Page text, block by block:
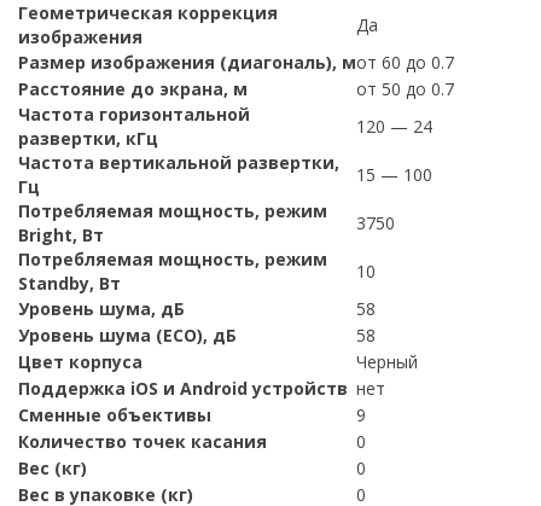
Геометрическая коррекция
изображения
Да
Размер изображения (диагональ), мот 60 до 0.7
Расстояние до экрана, м
от 50 до 0.7
Частота горизонтальной
развертки, кГц
120 — 24
Частота вертикальной развертки,
Гц
15 — 100
Потребляемая мощность, режим
Bright, Вт
3750
Потребляемая мощность, режим
Standby, Вт
10
Уровень шума, дБ
58
Уровень шума (ECO), дБ
58
Цвет корпуса
Черный
Поддержка iOS и Android устройств нет
Сменные объективы
9
Количество точек касания
0
Вес (кг)
0
Вес в упаковке (кг)
0